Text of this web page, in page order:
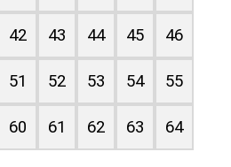
42 43 44 45 46
51 52 53 54 55
60 61 62 63 64